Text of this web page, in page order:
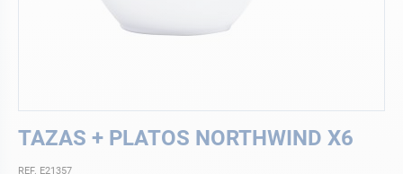
TAZAS + PLATOS NORTHWIND X6
REF. E21357
al